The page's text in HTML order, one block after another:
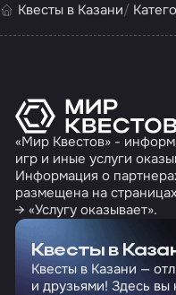
Квесты в Казани
«Мир Квестов» -
игр и иные услуги
Информация о
размещена на
→ «Услугу оказывает».
Квесты в
Квесты в Казани —
и друзьями! Здесь вы